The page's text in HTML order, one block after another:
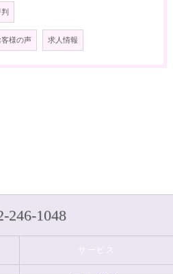
様の声 求人情報
246-1048
サービス